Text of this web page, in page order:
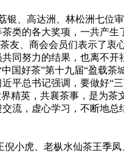
、高达洲、林松洲七位
类的各大奖项，一共产生
、商会会员们表示了衷
同努力的结果，也离不
好茶”第十九届“盈载茶
平总书记强调，要做好
精英，共襄茶事，是为
流，虚心学习，不断地
小虎、老枞水仙茶王季凤